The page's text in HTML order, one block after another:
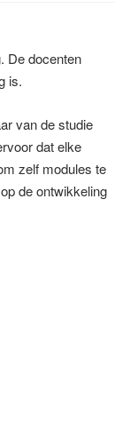
De docenten
is.
van de studie
dat elke
zelf modules te
de ontwikkeling